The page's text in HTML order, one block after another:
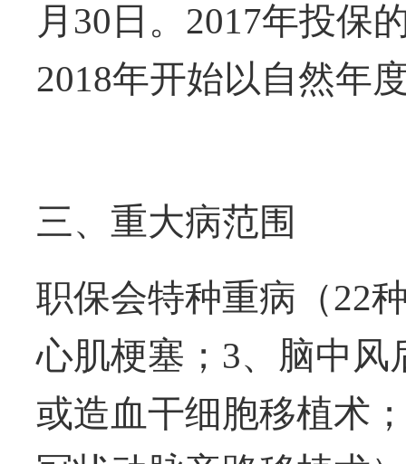
月 30 日。 2017年投保
2018年开始以自然年
三、重大病范围
职保会特种重病（22
心肌梗塞； 3、脑中风
或造血干细胞移植术